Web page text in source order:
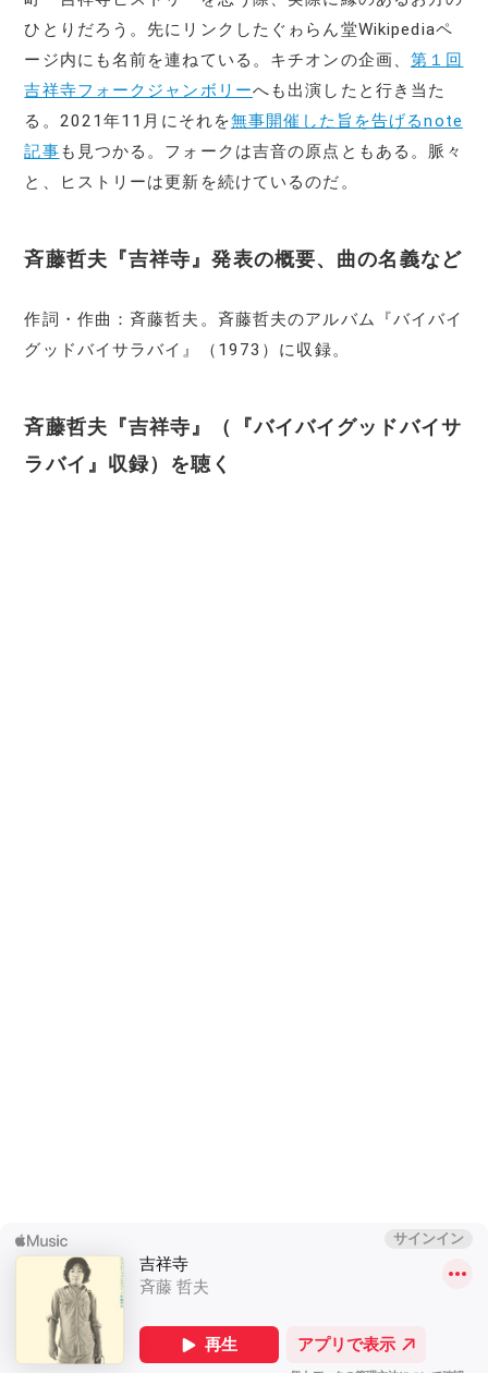
ひとりだろう。先にリンクしたぐゎらん堂Wikipediaペ
ージ内にも名前を連ねている。キチオンの企画、第１回
吉祥寺フォークジャンボリーへも出演したと行き当た
る。2021年11月にそれを無事開催した旨を告げるnote
記事 も見つかる。フォークは吉音の原点ともある。脈々
と、ヒストリーは更新を続けているのだ。
斉藤哲夫『吉祥寺』発表の概要、曲の名義など
作詞・作曲：斉藤哲夫。斉藤哲夫のアルバム『バイバイ
グッドバイサラバイ』（1973）に収録。
斉藤哲夫『吉祥寺』（『バイバイグッドバイサ
ラバイ』収録）を聴く